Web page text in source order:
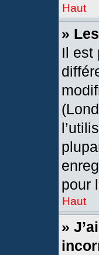
Haut
»
Il est
pour
Haut
»